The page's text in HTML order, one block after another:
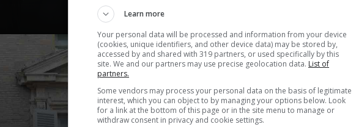
8 Gennaio 2022 - 17:55
Learn more
Your personal data will be processed and information from your device
(cookies, unique identifiers, and other device data) may be stored by,
accessed by and shared with 319 partners, or used specifically by this
site. We and our partners may use precise geolocation data. List of
partners.
Some vendors may process your personal data on the basis of legitimate
interest, which you can object to by managing your options below. Look
for a link at the bottom of this page or in the site menu to manage or
withdraw consent in privacy and cookie settings.